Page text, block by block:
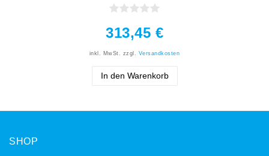
313,45 €
inkl. MwSt. zzgl. Versandkosten
In den Warenkorb
SHOP